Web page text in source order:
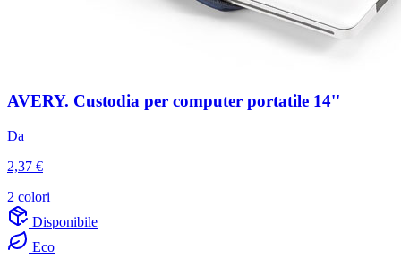
AVERY. Custodia per computer portatile 14''
Da
2,37 €
2 colori
Disponibile
Eco